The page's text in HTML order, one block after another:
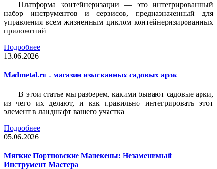
Платформа контейнеризации — это интегрированный
набор инструментов и сервисов, предназначенный для
управления всем жизненным циклом контейнеризированных
приложений
Подробнее
13.06.2026
Madmetal.ru - магазин изысканных садовых арок
В этой статье мы разберем, какими бывают садовые арки,
из чего их делают, и как правильно интегрировать этот
элемент в ландшафт вашего участка
Подробнее
05.06.2026
Мягкие Портновские Манекены: Незаменимый
Инструмент Мастера